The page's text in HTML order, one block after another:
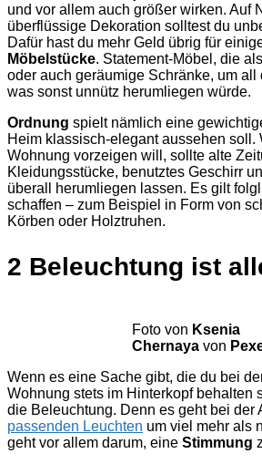
und vor allem auch größer wirken. Auf
überflüssige Dekoration solltest du
Dafür hast du mehr Geld übrig für
Möbelstücke. Statement-Möbel, die
oder auch geräumige Schränke, um all
was sonst unnütz herumliegen würde.
Ordnung spielt nämlich eine
Heim klassisch-elegant aussehen soll.
Wohnung vorzeigen will, sollte alte
Kleidungsstücke, benutztes Geschirr
überall herumliegen lassen. Es gilt
schaffen – zum Beispiel in Form von
Körben oder Holztruhen.
2 Beleuchtung ist
Foto von Ksenia
Chernayavon
Wenn es eine Sache gibt, die du bei
Wohnung stets im Hinterkopf behalten
die Beleuchtung. Denn es geht bei der
passenden Leuchten um viel mehr als
geht vor allem darum, eine Stimmung